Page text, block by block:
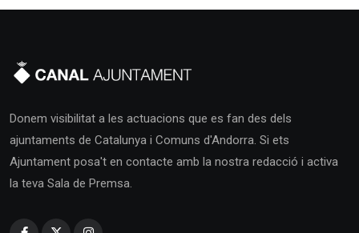
Donem visibilitat a les actuacions que es fan des dels
ajuntaments de Catalunya i Comuns d'Andorra. Si ets
Ajuntament posa't en contacte amb la nostra redacció i activa
la teva Sala de Premsa.